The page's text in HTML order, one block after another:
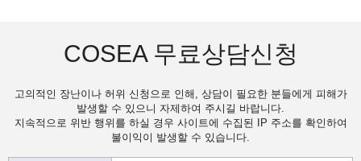
COSEA 무료상담신청
고의적인 장난이나 허위 신청으로 인해, 상담이 필요한 분들에게 피해가
발생할 수 있으니 자제하여 주시길 바랍니다.
지속적으로 위반 행위를 하실 경우 사이트에 수집된 IP 주소를 확인하여
불이익이 발생할 수 있습니다.